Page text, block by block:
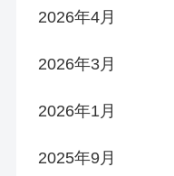
2026年4月
2026年3月
2026年1月
2025年9月